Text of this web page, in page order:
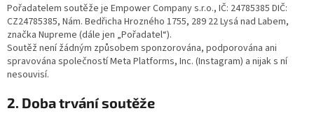
Pořadatelem soutěže je Empower Company s.r.o., IČ: 24785385 DIČ:
CZ24785385, Nám. Bedřicha Hrozného 1755, 289 22 Lysá nad Labem,
značka Nupreme (dále jen „Pořadatel“).
Soutěž není žádným způsobem sponzorována, podporována ani
spravována společností Meta Platforms, Inc. (Instagram) a nijak s ní
nesouvisí.
2. Doba trvání soutěže